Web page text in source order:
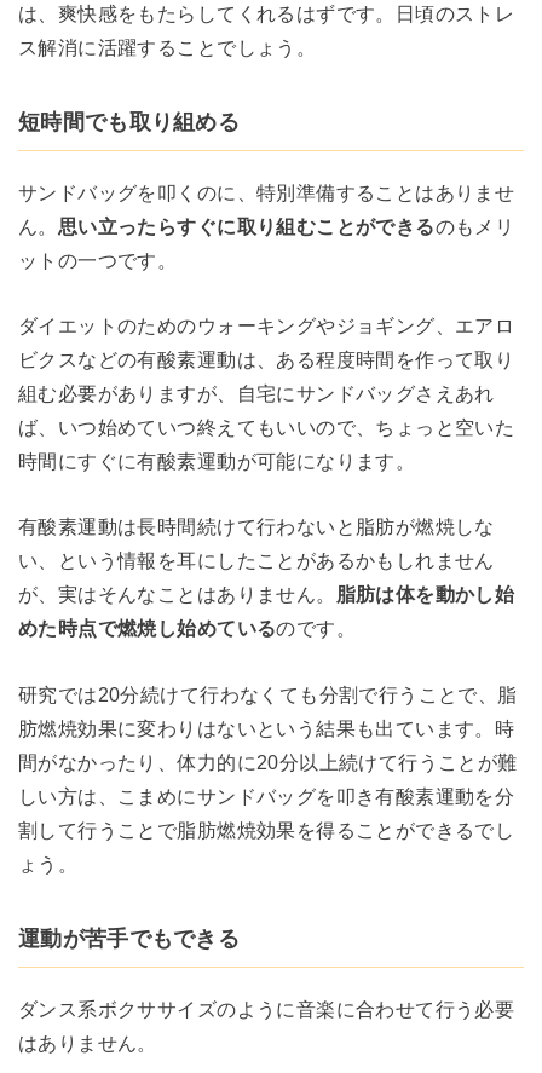
は、爽快感をもたらしてくれるはずです。日頃のストレ
ス解消に活躍することでしょう。
短時間でも取り組める
サンドバッグを叩くのに、特別準備することはありませ
ん。 思い立ったらすぐに取り組むことができるのもメリ
ットの一つです。
ダイエットのためのウォーキングやジョギング、エアロ
ビクスなどの有酸素運動は、ある程度時間を作って取り
組む必要がありますが、自宅にサンドバッグさえあれ
ば、いつ始めていつ終えてもいいので、ちょっと空いた
時間にすぐに有酸素運動が可能になります。
有酸素運動は長時間続けて行わないと脂肪が燃焼しな
い、という情報を耳にしたことがあるかもしれません
が、実はそんなことはありません。 脂肪は体を動かし始
めた時点で燃焼し始めているのです。
研究では20分続けて行わなくても分割で行うことで、脂
肪燃焼効果に変わりはないという結果も出ています。時
間がなかったり、体力的に20分以上続けて行うことが難
しい方は、こまめにサンドバッグを叩き有酸素運動を分
割して行うことで脂肪燃焼効果を得ることができるでし
ょう。
運動が苦手でもできる
ダンス系ボクササイズのように音楽に合わせて行う必要
はありません。